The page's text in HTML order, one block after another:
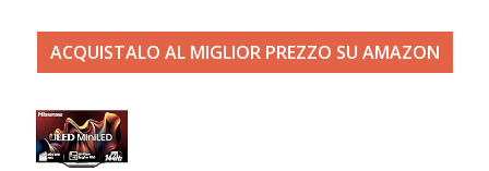
ACQUISTALO AL MIGLIOR PREZZO SU AMAZON